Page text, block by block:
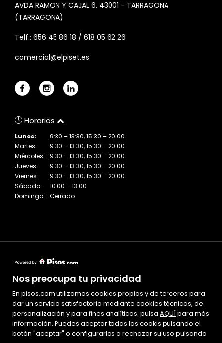
Nos preocupa tu privacidad
En pisos.com utilizamos cookies propias y de terceros para
dar un servicio satisfactorio mediante cookies técnicas, de
personalización y para fines analíticos. pulsa AQUÍpara más
información. Puedes aceptar todas las cookis pulsando el
botón "aceptar" o configurarlas o rechazar su uso pulsando
AVDA RAMON Y CAJAL 6. 43001 - TARRAGONA
(TARRAGONA)
Telf.: 656 45 86 18 / 618 05 62 26
comercial@elpiset.es
Horarios
Lunes:
9:30 – 13:30, 15:30 – 20:00
Martes:
9:30 – 13:30, 15:30 – 20:00
Miércoles:
9:30 – 13:30, 15:30 – 20:00
Jueves:
9:30 – 13:30, 15:30 – 20:00
Viernes:
9:30 – 13:30, 15:30 – 20:00
Sábado:
10:00 – 13:00
Domingo:
Cerrado
Mapa Web
Aviso legal
Favoritos
Inmuebles destacados